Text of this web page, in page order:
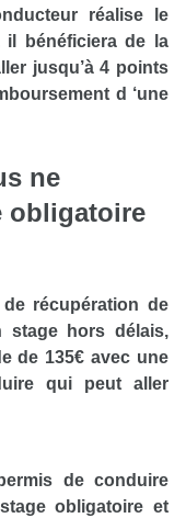
réalise le
bénéficiera de la
jusqu’à 4 points
d ‘une
ne
obligatoire
récupération de
stage hors délais,
de 135€ avec une
qui peut aller
de conduire
obligatoire et